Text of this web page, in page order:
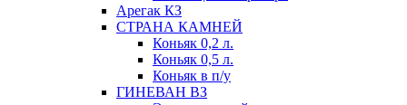
Арегак КЗ
СТРАНА КАМНЕЙ
Коньяк 0,2 л.
Коньяк 0,5 л.
Коньяк в п/у
ГИНЕВАН ВЗ